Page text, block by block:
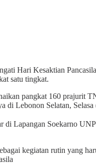
Hari Kesaktian
satu tingkat.
pangkat 160
di Lebonon Selatan, Selasa
di Lapangan Soekarno
kegiatan rutin yang